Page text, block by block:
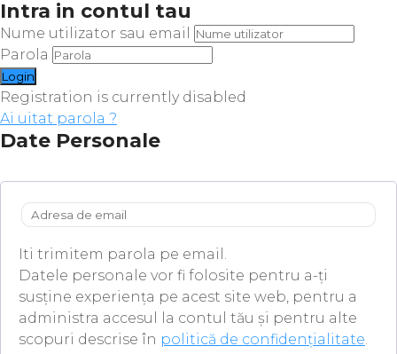
Intra in contul tau
Nume utilizator sau email
Parola
Registration is currently disabled
Ai uitat parola ?
Date Personale
Iti trimitem parola pe email.
Datele personale vor fi folosite pentru a-ți
susține experiența pe acest site web, pentru a
administra accesul la contul tău și pentru alte
scopuri descrise în politică de confidențialitate.